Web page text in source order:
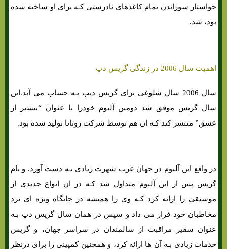
خواستار سوزاندن تمام کاغذهای نادرستی کـه برای او ساخته شده
بود، شد.
اهمیت سال 2006 در زندگی گریس دپ
سال 2006 سال شلوغی برای گریس دیب بـه حساب می آید.این
سال گریس موفق شد دومین آلبوم خودرا با عنوان “بیشتر از
عشق” منتشر کند کـه ان هم توسط شرکت روتانا تولید شده بود.
در واقع این آلبوم در جهان عرب شهرت زیادی بـه دست آورد. و نام
گریس پس از این آلبوم متداول شد کـه در ان انواع جدیدی از
موسیقی را ارائه کرد کـه وی را همیشه در جایگاه ویژه اي نزد
مخاطبان خود قرار می داد و سپس در همان سال گریس دپ بـه
عنوان سفیر مراقبت از سالمندان در سراسر جهان، و گریس
خدمات زیادی بـه آن ها ارائه کرد، و همچنین کمپینی را برای درنظر